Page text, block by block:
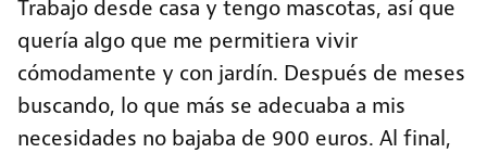
Trabajo desde casa y tengo mascotas, así que
quería algo que me permitiera vivir
cómodamente y con jardín. Después de meses
buscando, lo que más se adecuaba a mis
necesidades no bajaba de 900 euros. Al final,